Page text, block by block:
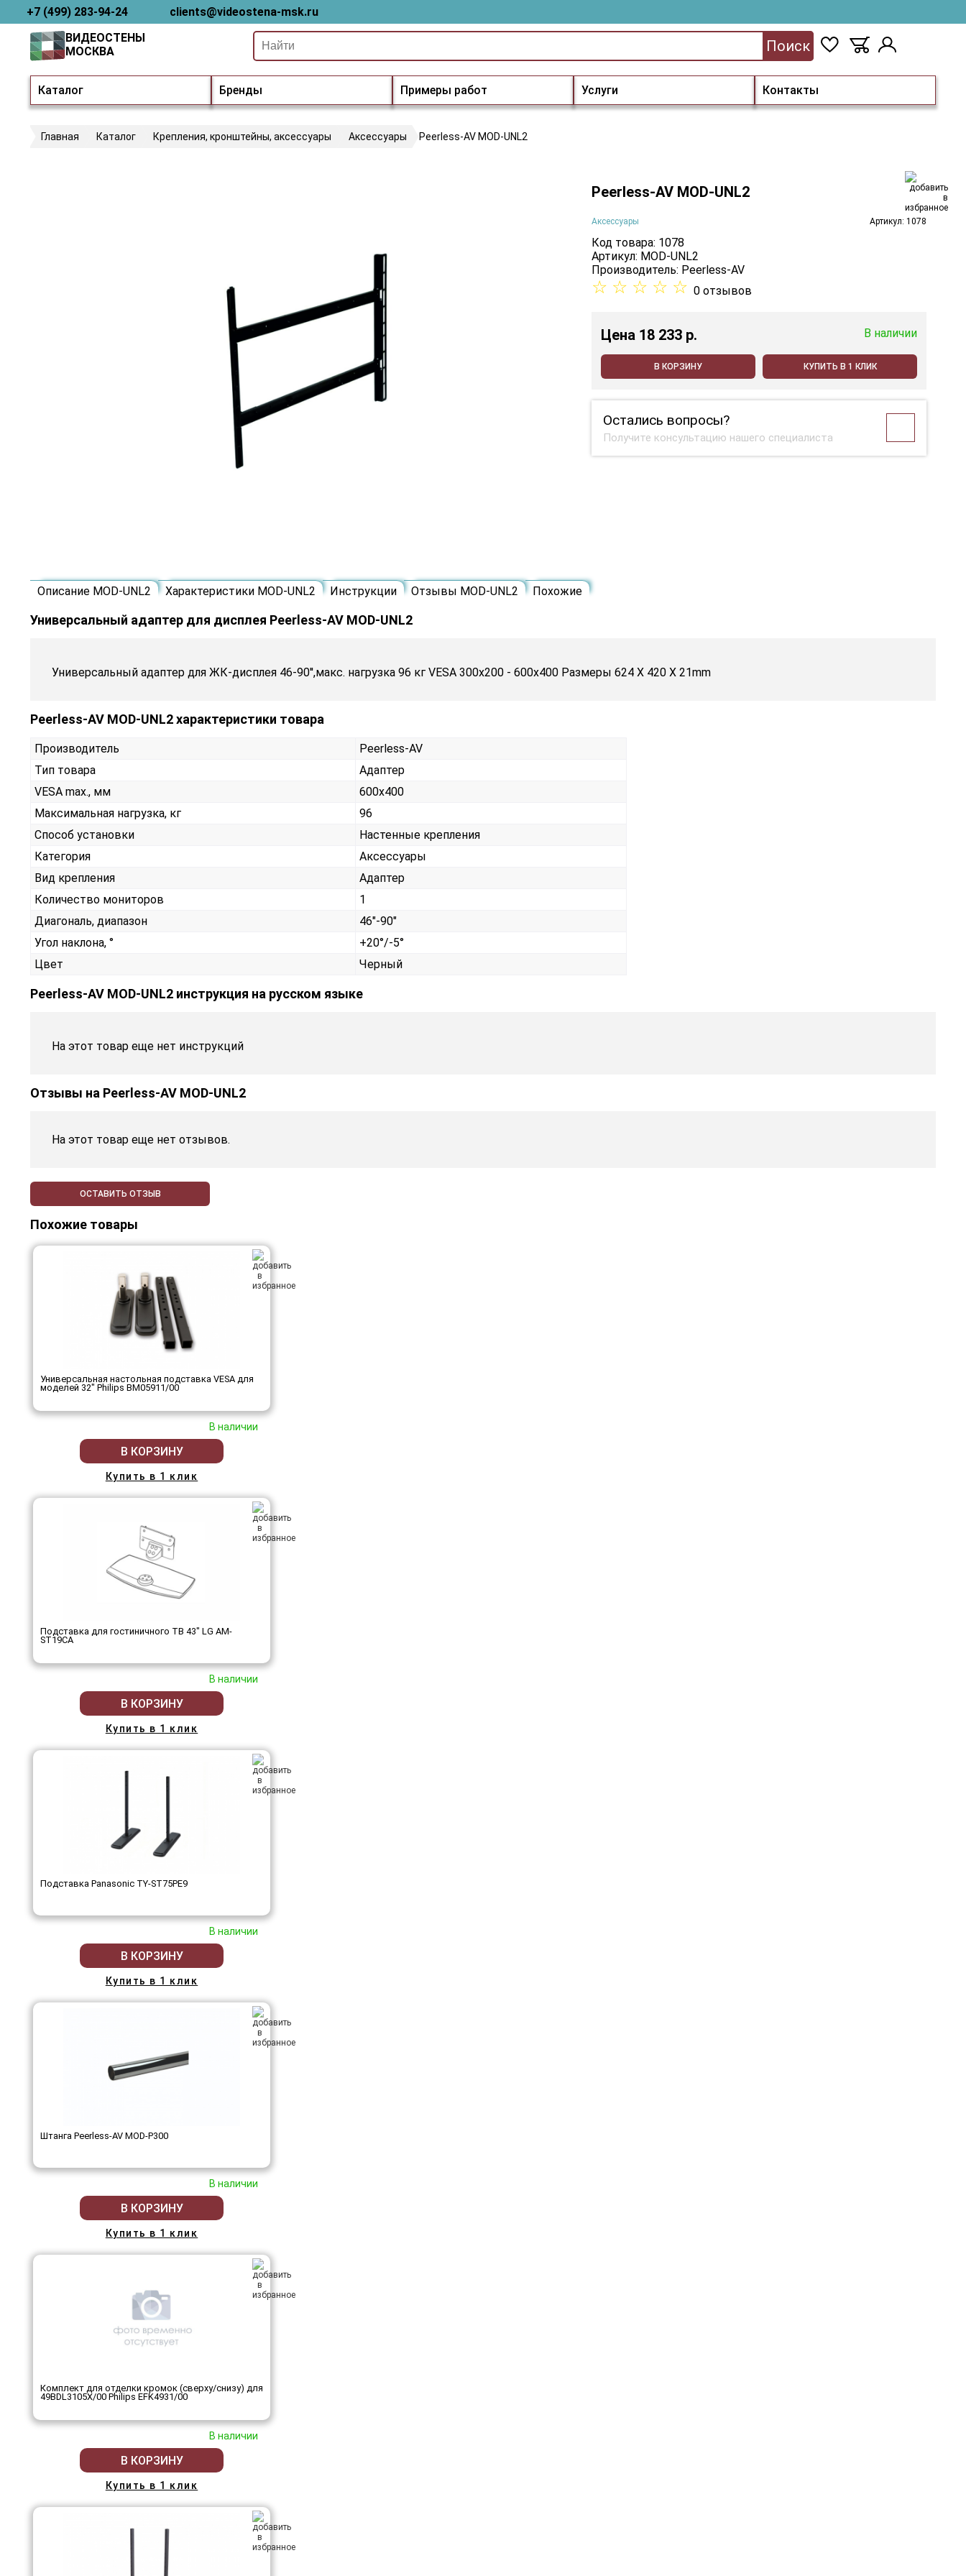
+7 (499) 283-94-24 clients@videostena-msk.ru
Каталог Бренды Примеры работ Услуги Контакты
ВИДЕОСТЕНЫ
МОСКВА
Поиск
Главная Каталог Крепления, кронштейны, аксессуары Аксессуары Peerless-AV MOD-UNL2
Peerless-AV MOD-UNL2
Аксессуары Артикул: 1078
Код товара: 1078
Артикул: MOD-UNL2
Производитель: Peerless-AV
☆ ☆ ☆ ☆ ☆ 0 отзывов
Цена 18 233 p. В наличии
В КОРЗИНУ КУПИТЬ В 1 КЛИК
Остались вопросы?
Получите консультацию нашего специалиста
Описание MOD-UNL2 Характеристики MOD-UNL2 Инструкции Отзывы MOD-UNL2 Похожие
Универсальный адаптер для дисплея Peerless-AV MOD-UNL2
Универсальный адаптер для ЖК-дисплея 46-90'',макс. нагрузка 96 кг VESA 300x200 - 600x400 Размеры 624 X 420 X 21mm
Peerless-AV MOD-UNL2 характеристики товара
Производитель
Peerless-AV
Тип товара
Адаптер
VESA max., мм
600x400
Максимальная нагрузка, кг
96
Способ установки
Настенные крепления
Категория
Аксессуары
Вид крепления
Адаптер
Количество мониторов
1
Диагональ, диапазон
46"-90"
Угол наклона, °
+20°/-5°
Цвет
Черный
Peerless-AV MOD-UNL2 инструкция на русском языке
На этот товар еще нет инструкций
Отзывы на Peerless-AV MOD-UNL2
На этот товар еще нет отзывов.
ОСТАВИТЬ ОТЗЫВ
Похожие товары
Универсальная настольная подставка VESA для
моделей 32" Philips BM05911/00
В наличии
В КОРЗИНУ
Купить в 1 клик
Подставка для гостиничного ТВ 43" LG AM-
ST19CA
В наличии
В КОРЗИНУ
Купить в 1 клик
Подставка Panasonic TY-ST75PE9
В наличии
В КОРЗИНУ
Купить в 1 клик
Штанга Peerless-AV MOD-P300
В наличии
В КОРЗИНУ
Купить в 1 клик
Комплект для отделки кромок (сверху/снизу) для
49BDL3105X/00 Philips EFK4931/00
В наличии
В КОРЗИНУ
Купить в 1 клик